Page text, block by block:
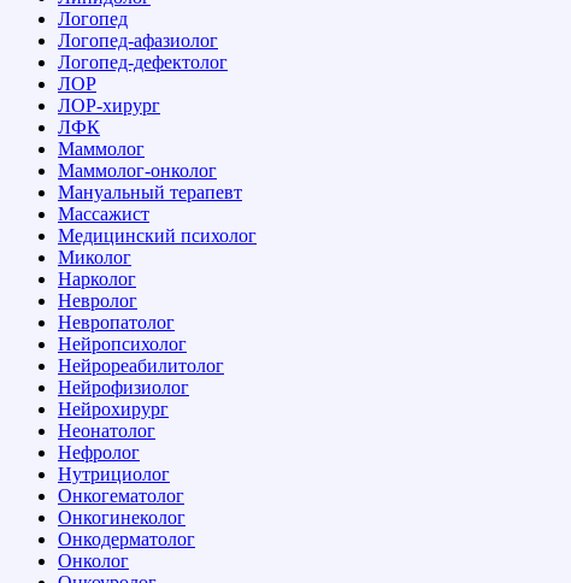
Логопед
Логопед-афазиолог
Логопед-дефектолог
ЛОР
ЛОР-хирург
ЛФК
Маммолог
Маммолог-онколог
Мануальный терапевт
Массажист
Медицинский психолог
Миколог
Нарколог
Невролог
Невропатолог
Нейропсихолог
Нейрореабилитолог
Нейрофизиолог
Нейрохирург
Неонатолог
Нефролог
Нутрициолог
Онкогематолог
Онкогинеколог
Онкодерматолог
Онколог